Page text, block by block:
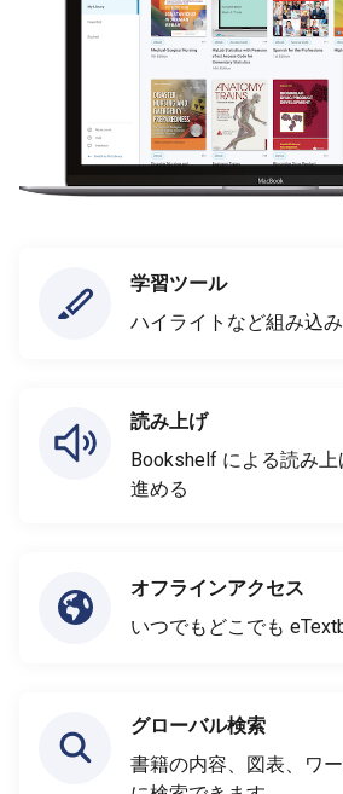
学習ツール
ハイライトなど組み込
読み上げ
Bookshelf による読み
進める
オフラインアクセス
いつでもどこでも
グローバル検索
書籍の内容、図表、ワ